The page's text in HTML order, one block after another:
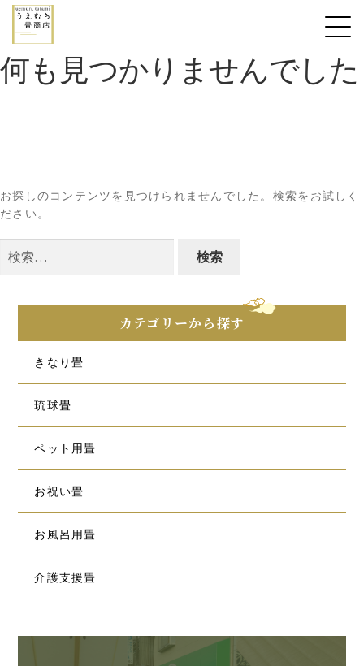
何も見つかりませんでした
お探しのコンテンツを見つけられませんでした。検索をお試しく
ださい。
索:
カテゴリーから探す
きなり畳
琉球畳
ペット用畳
お祝い畳
お風呂用畳
介護支援畳